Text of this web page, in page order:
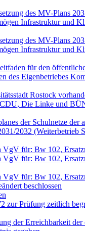
des MV-Plans
Infrastruktur
des MV-Plans
Infrastruktur
für den
des Eigenbetriebes
Rostock
Die Linke und
der Schulnetze
2032
für: Bw 102,
VgV für: Bw 102,
für: Bw 102,
beschlossen
Prüfung zeitlich
der Erreichbarkeit